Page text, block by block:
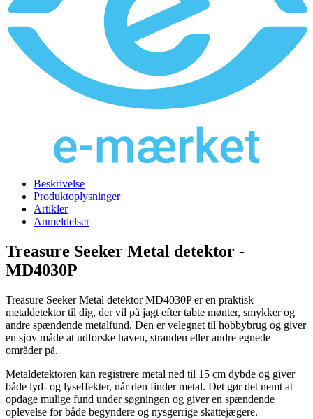
Beskrivelse
Produktoplysninger
Artikler
Anmeldelser
Treasure Seeker Metal detektor -
MD4030P
Treasure Seeker Metal detektor MD4030P er en praktisk
metaldetektor til dig, der vil på jagt efter tabte mønter, smykker og
andre spændende metalfund. Den er velegnet til hobbybrug og giver
en sjov måde at udforske haven, stranden eller andre egnede
områder på.
Metaldetektoren kan registrere metal ned til 15 cm dybde og giver
både lyd- og lyseffekter, når den finder metal. Det gør det nemt at
opdage mulige fund under søgningen og giver en spændende
oplevelse for både begyndere og nysgerrige skattejægere.